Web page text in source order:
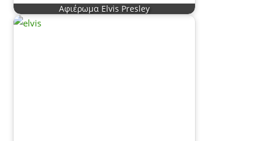
Αφιέρωμα Elvis Presley